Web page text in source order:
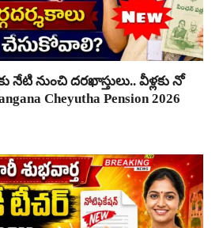
నేటి నుంచి దరఖాస్తులు.. వీళ్లకు నో
Cheyutha Pension 2026